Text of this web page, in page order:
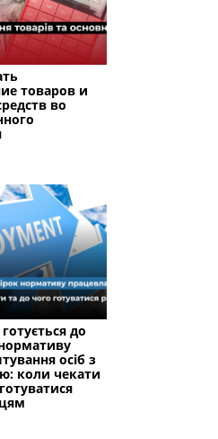
товаров и
во
до
осіб з
коли чекати